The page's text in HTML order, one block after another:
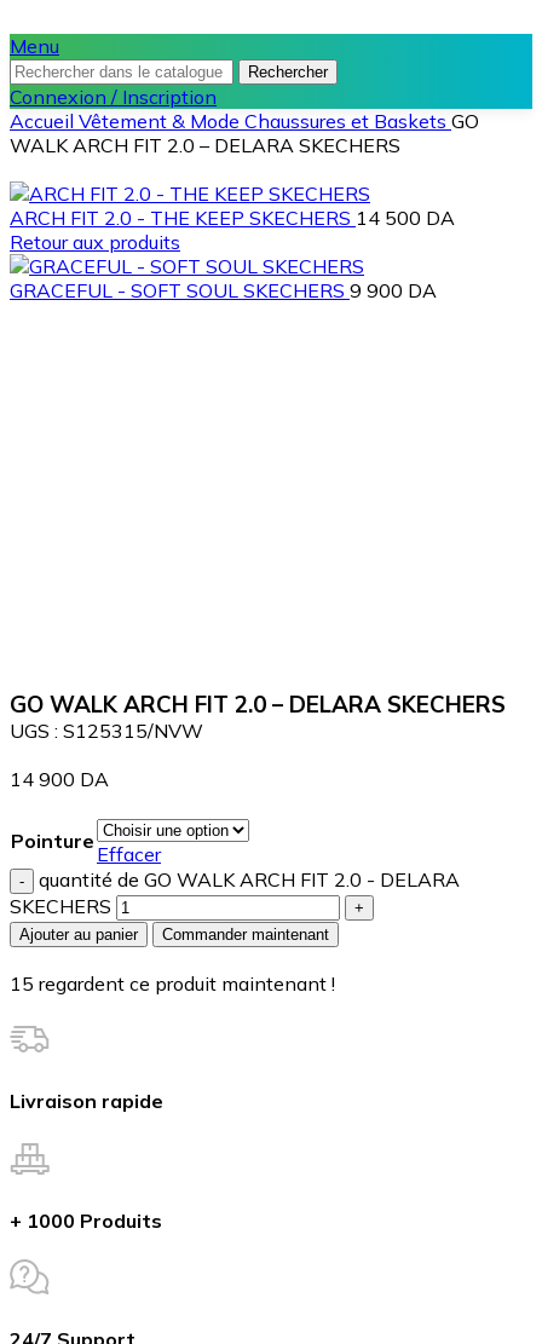
Menu
Rechercher
Connexion / Inscription
Accueil Vêtement & Mode Chaussures et Baskets GO
WALK ARCH FIT 2.0 – DELARA SKECHERS
ARCH FIT 2.0 - THE KEEP SKECHERS 14 500 DA
Retour aux produits
GRACEFUL - SOFT SOUL SKECHERS 9 900 DA
GO WALK ARCH FIT 2.0 – DELARA SKECHERS
UGS : S125315/NVW
14 900 DA
Pointure
Effacer
quantité de GO WALK ARCH FIT 2.0 - DELARA
SKECHERS
Ajouter au panier Commander maintenant
15 regardent ce produit maintenant !
Livraison rapide
+ 1000 Produits